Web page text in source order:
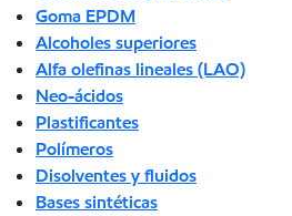
Goma EPDM
Alcoholes superiores
Alfa olefinas lineales (LAO)
Neo-ácidos
Plastificantes
Polímeros
Disolventes y fluidos
Bases sintéticas